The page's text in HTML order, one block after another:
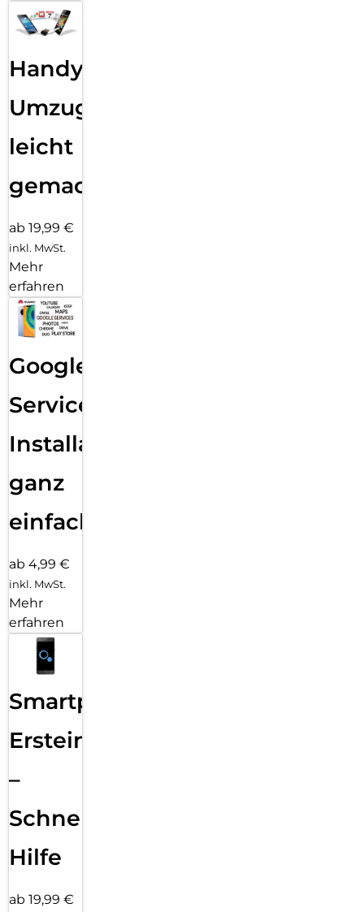
Handy
Umzug
leicht
gemacht!
ab 19,99 €
inkl. MwSt.
Mehr
erfahren
Google
Services
Installation
ganz
einfach
ab 4,99 €
inkl. MwSt.
Mehr
erfahren
Smartphone
Ersteinrichtung
–
Schnelle
Hilfe
ab 19,99 €